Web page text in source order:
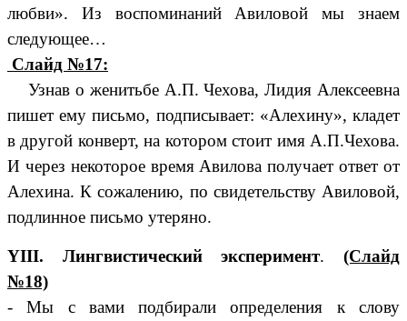
любви». Из воспоминаний Авиловой мы знаем
следующее…
Слайд №17:
Узнав о женитьбе А.П. Чехова, Лидия Алексеевна
пишет ему письмо, подписывает: «Алехину», кладет
в другой конверт, на котором стоит имя А.П.Чехова.
И через некоторое время Авилова получает ответ от
Алехина. К сожалению, по свидетельству Авиловой,
подлинное письмо утеряно.
YIII. Лингвистический эксперимент.(Слайд
№18)
- Мы с вами подбирали определения к слову